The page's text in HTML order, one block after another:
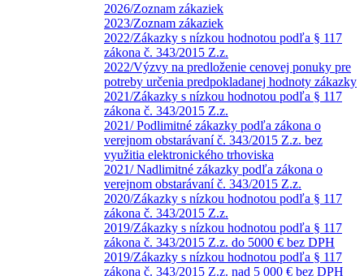
2026/Zoznam zákaziek
2023/Zoznam zákaziek
2022/Zákazky s nízkou hodnotou podľa § 117
zákona č. 343/2015 Z.z.
2022/Výzvy na predloženie cenovej ponuky pre
potreby určenia predpokladanej hodnoty zákazky
2021/Zákazky s nízkou hodnotou podľa § 117
zákona č. 343/2015 Z.z.
2021/ Podlimitné zákazky podľa zákona o
verejnom obstarávaní č. 343/2015 Z.z. bez
využitia elektronického trhoviska
2021/ Nadlimitné zákazky podľa zákona o
verejnom obstarávaní č. 343/2015 Z.z.
2020/Zákazky s nízkou hodnotou podľa § 117
zákona č. 343/2015 Z.z.
2019/Zákazky s nízkou hodnotou podľa § 117
zákona č. 343/2015 Z.z. do 5000 € bez DPH
2019/Zákazky s nízkou hodnotou podľa § 117
zákona č. 343/2015 Z.z. nad 5 000 € bez DPH